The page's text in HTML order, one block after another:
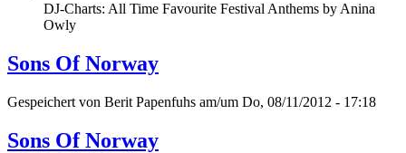
DJ-Charts: All Time Favourite Festival Anthems by Anina
Owly
Sons Of Norway
Gespeichert von Berit Papenfuhs am/um Do, 08/11/2012 - 17:18
Sons Of Norway